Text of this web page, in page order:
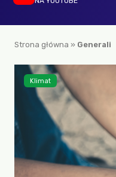
Strona główna » Generali
Klimat